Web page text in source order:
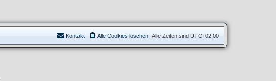
Alle Zeiten sind UTC+02:00
Alle Cookies löschen
Kontakt